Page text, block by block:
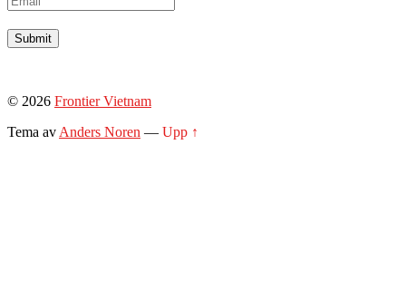
© 2026 Frontier Vietnam
Tema av Anders Noren — Upp ↑